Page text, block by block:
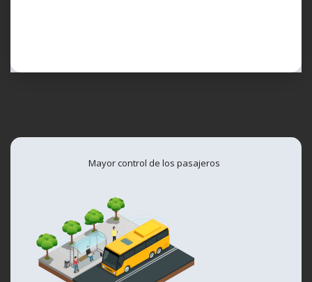
Mayor control de los pasajeros